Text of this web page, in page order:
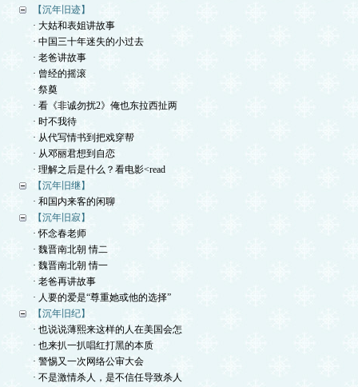
【沉年旧迹】
· 大姑和表姐讲故事
· 中国三十年迷失的小过去
· 老爸讲故事
· 曾经的摇滚
· 祭奠
· 看《非诚勿扰2》俺也东拉西扯两
· 时不我待
· 从代写情书到把戏穿帮
· 从邓丽君想到自恋
· 理解之后是什么？看电影<read
【沉年旧继】
· 和国内来客的闲聊
【沉年旧寂】
· 怀念春老师
· 魏晋南北朝 情二
· 魏晋南北朝 情一
· 老爸再讲故事
· 人要的爱是“尊重她或他的选择”
【沉年旧纪】
· 也说说薄熙来这样的人在美国会怎
· 也来扒一扒唱红打黑的本质
· 警惕又一次网络公审大会
· 不是激情杀人，是不信任导致杀人